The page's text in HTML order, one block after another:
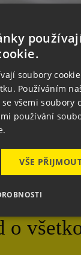
o
soubory
Používáním
všemi soubory
používání
VŠE